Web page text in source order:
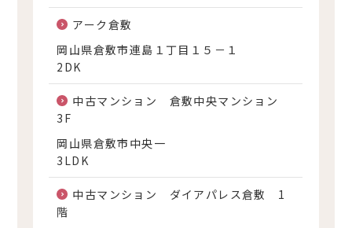
アーク倉敷
岡山県倉敷市連島１丁目１５－１
2DK
中古マンション 倉敷中央マンション
3F
岡山県倉敷市中央一
3LDK
中古マンション ダイアパレス倉敷 1
階